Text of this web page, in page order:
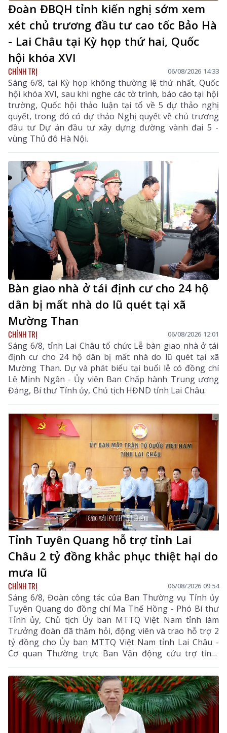
Đoàn ĐBQH tỉnh kiến nghị sớm xem
xét chủ trương đầu tư cao tốc Bảo Hà
- Lai Châu tại Kỳ họp thứ hai, Quốc
hội khóa XVI
CHÍNH TRỊ 06/08/2026 14:33
Sáng 6/8, tại Kỳ họp không thường lệ thứ nhất, Quốc
hội khóa XVI, sau khi nghe các tờ trình, báo cáo tại hội
trường, Quốc hội thảo luận tại tổ về 5 dự thảo nghị
quyết, trong đó có dự thảo Nghị quyết về chủ trương
đầu tư Dự án đầu tư xây dựng đường vành đai 5 -
vùng Thủ đô Hà Nội.
Bàn giao nhà ở tái định cư cho 24 hộ
dân bị mất nhà do lũ quét tại xã
Mường Than
CHÍNH TRỊ 06/08/2026 12:01
Sáng 6/8, tỉnh Lai Châu tổ chức Lễ bàn giao nhà ở tái
định cư cho 24 hộ dân bị mất nhà do lũ quét tại xã
Mường Than. Dự và phát biểu tại buổi lễ có đồng chí
Lê Minh Ngân - Ủy viên Ban Chấp hành Trung ương
Đảng, Bí thư Tỉnh ủy, Chủ tịch HĐND tỉnh Lai Châu.
Tỉnh Tuyên Quang hỗ trợ tỉnh Lai
Châu 2 tỷ đồng khắc phục thiệt hại do
mưa lũ
CHÍNH TRỊ 06/08/2026 09:54
Sáng 6/8, Đoàn công tác của Ban Thường vụ Tỉnh ủy
Tuyên Quang do đồng chí Ma Thế Hồng - Phó Bí thư
Tỉnh ủy, Chủ tịch Ủy ban MTTQ Việt Nam tỉnh làm
Trưởng đoàn đã thăm hỏi, động viên và trao hỗ trợ 2
tỷ đồng cho Ủy ban MTTQ Việt Nam tỉnh Lai Châu -
Cơ quan Thường trực Ban Vận động cứu trợ tỉnh,
nhằm giúp nhân dân khắc phục hậu quả thiên tai, mưa
lũ, sạt lở đất, sớm ổn định cuộc sống.